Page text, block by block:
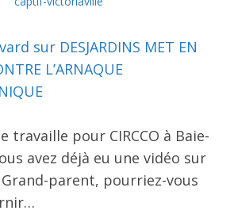
sur DESJARDINS MET EN
L’ARNAQUE
travaille pour CIRCCO à Baie-
avez déjà eu une vidéo sur
parent, pourriez-vous